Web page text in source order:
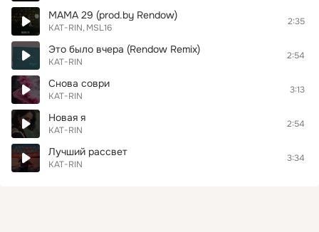
МАМА 29 (prod.by Rendow)
KAT-RIN MSL16
2:35
Это было вчера (Rendow Remix)
KAT-RIN
2:54
Снова соври
KAT-RIN
3:13
Новая я
KAT-RIN
2:54
Лучший рассвет
KAT-RIN
3:34